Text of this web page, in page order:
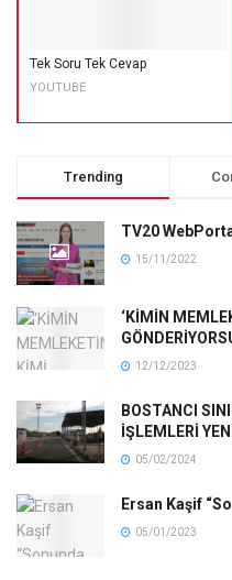
Tek Soru Tek Cevap
YOUTUBE
Trending
TV20
15/11/2022
‘KİMİN
12/12/2023
BOSTANCI
İŞLEMLERİ
05/02/2024
Ersan Kaşif
05/01/2023